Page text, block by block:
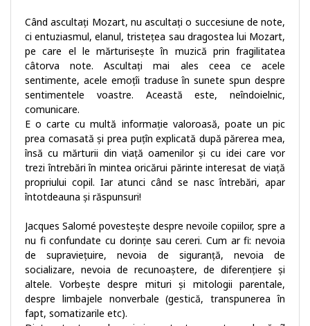
Când ascultați Mozart, nu ascultați o succesiune de note,
ci entuziasmul, elanul, tristețea sau dragostea lui Mozart,
pe care el le mărturisește în muzică prin fragilitatea
câtorva note. Ascultați mai ales ceea ce acele
sentimente, acele emoțîi traduse în sunete spun despre
sentimentele voastre. Această este, neîndoielnic,
comunicare.
E o carte cu multă informație valoroasă, poate un pic
prea comasată și prea puțîn explicată după părerea mea,
însă cu mărturii din viață oamenilor și cu idei care vor
trezi întrebări în mintea oricărui părinte interesat de viață
propriului copil. Iar atunci când se nasc întrebări, apar
întotdeauna și răspunsuri!
Jacques Salomé povestește despre nevoile copiilor, spre a
nu fi confundate cu dorințe sau cereri. Cum ar fi: nevoia
de supraviețuire, nevoia de siguranță, nevoia de
socializare, nevoia de recunoaștere, de diferențiere și
altele. Vorbește despre mituri și mitologii parentale,
despre limbajele nonverbale (gestică, transpunerea în
fapt, somatizarile etc).